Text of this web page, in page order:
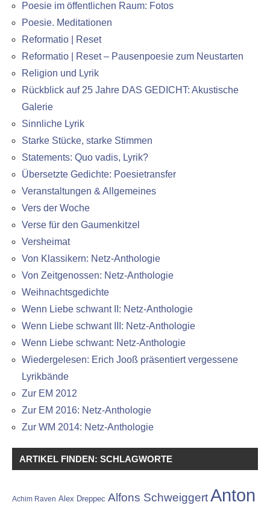
Poesie im öffentlichen Raum: Fotos
Poesie. Meditationen
Reformatio | Reset
Reformatio | Reset – Pausenpoesie zum Neustarten
Religion und Lyrik
Rückblick auf 25 Jahre DAS GEDICHT: Akustische
Galerie
Sinnliche Lyrik
Starke Stücke, starke Stimmen
Statements: Quo vadis, Lyrik?
Übersetzte Gedichte: Poesietransfer
Veranstaltungen & Allgemeines
Vers der Woche
Verse für den Gaumenkitzel
Versheimat
Von Klassikern: Netz-Anthologie
Von Zeitgenossen: Netz-Anthologie
Weihnachtsgedichte
Wenn Liebe schwant II: Netz-Anthologie
Wenn Liebe schwant III: Netz-Anthologie
Wenn Liebe schwant: Netz-Anthologie
Wiedergelesen: Erich Jooß präsentiert vergessene
Lyrikbände
Zur EM 2012
Zur EM 2016: Netz-Anthologie
Zur WM 2014: Netz-Anthologie
ARTIKEL FINDEN: SCHLAGWORTE
Achim Raven Alex Dreppec Alfons SchweiggertAnton